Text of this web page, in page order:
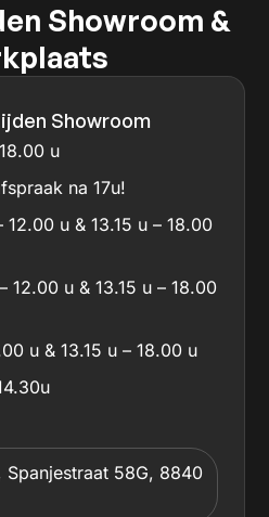
Showroom &
Showroom
u
na 17u!
12.00 u & 13.15 u – 18.00
12.00 u & 13.15 u – 18.00
u & 13.15 u – 18.00 u
Spanjestraat 58G, 8840